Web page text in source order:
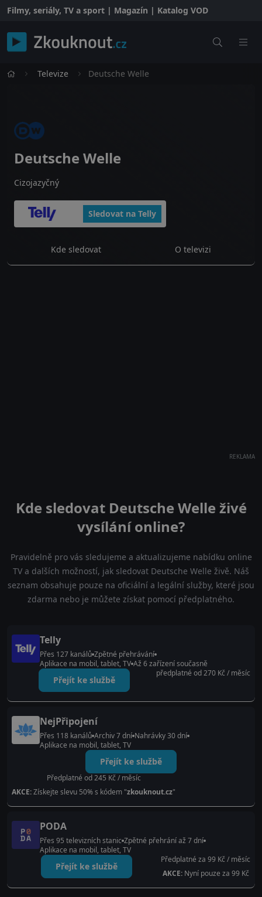
Filmy, seriály, TV a sport | Magazín | Katalog VOD
Televize Deutsche Welle
Deutsche Welle
Cizojazyčný
Sledovat na Telly
Kde sledovat O televizi
REKLAMA
Kde sledovat Deutsche Welle živé
vysílání online?
Pravidelně pro vás sledujeme a aktualizujeme nabídku online
TV a dalších možností, jak sledovat Deutsche Welle živě. Náš
seznam obsahuje pouze na oficiální a legální služby, které jsou
zdarma nebo je můžete získat pomocí předplatného.
Telly
Přes 127 kanálů Zpětné přehrávání
Aplikace na mobil, tablet, TV Až 6 zařízení současně
Přejít ke službě
předplatné od 270 Kč / měsíc
NejPřipojení
Přes 118 kanálů Archiv 7 dní Nahrávky 30 dní
Aplikace na mobil, tablet, TV
Přejít ke službě
Předplatné od 245 Kč / měsíc
AKCE:Získejte slevu 50% s kódem "zkouknout.cz"
PODA
Přes 95 televizních stanic Zpětné přehrání až 7 dní
Aplikace na mobil, tablet, TV
Přejít ke službě
Předplatné za 99 Kč / měsíc
AKCE:Nyní pouze za 99 Kč